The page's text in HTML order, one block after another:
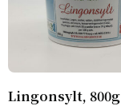
Lingonsylt, 800g